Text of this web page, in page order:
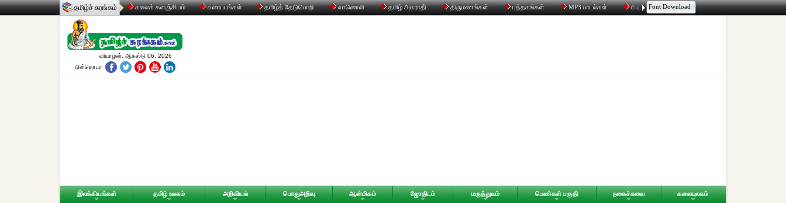
தமிழ்ச் சுரங்கம் கலைக் களஞ்சியம் வரைபடங்கள் தமிழ்த் தேடுபொறி வானொலி தமிழ் அகராதி் திருமணங்கள் புத்தகங்கள் MP3 பாடல்கள் மின்னஞ்சல் திரட்டி உரையாடல்
Font Download
வியாழன், ஆகஸ்டு 06, 2026
பின்தொடர
இலக்கியங்கள் தமிழ் உலகம் அறிவியல் பொதுஅறிவு ஆன்மிகம் ஜோதிடம் மருத்துவம் பெண்கள் பகுதி நகைச்சுவை கலையுலகம்